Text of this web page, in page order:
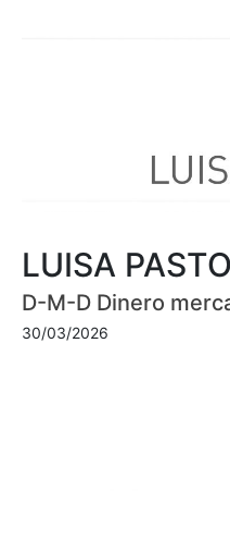
LUISA
D-M-D Dinero
30/03/2026